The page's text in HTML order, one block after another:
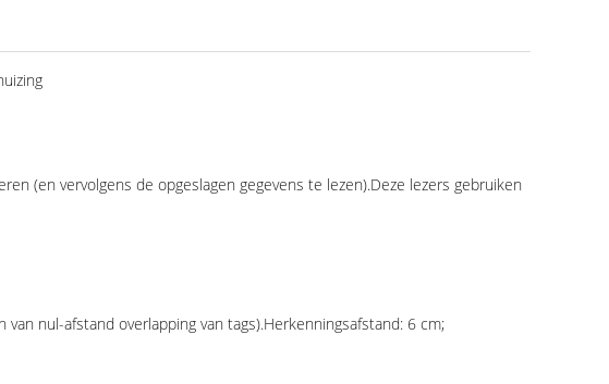
(en vervolgens de opgeslagen gegevens te lezen).Deze lezers gebruiken
nul-afstand overlapping van tags).Herkenningsafstand: 6 cm;